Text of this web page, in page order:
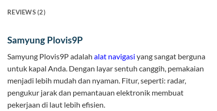
REVIEWS (2)
Samyung Plovis9P
Samyung Plovis9P adalah alat navigasi yang sangat berguna
untuk kapal Anda. Dengan layar sentuh canggih, pemakaian
menjadi lebih mudah dan nyaman. Fitur, seperti: radar,
pengukur jarak dan pemantauan elektronik membuat
pekerjaan di laut lebih efisien.